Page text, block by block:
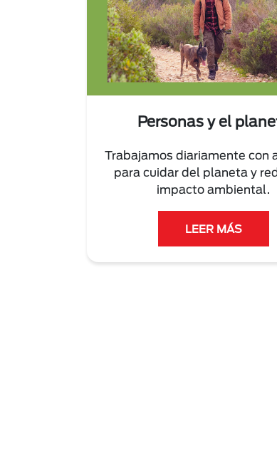
Personas y el
Trabajamos diariamente con
para cuidar del planeta y
impacto ambiental.
LEER MÁS